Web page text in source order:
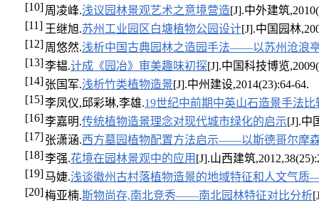
[10]周凌峰.浅议园林景观艺术之意境营造[J].中外建筑
[11] 王继旭.苏州工业园区白塘植物公园设计[J].中国园林
[12]周悠然.浅析中国古典园林之造园手法——以苏州沧浪
[13]李韫.计成《园冶》审美趣味初探[J].中国科技博览
[14]张国军.浅析竹类植物造景[J].中州建设,2014(23):64-64.
[15]李凤仪,邱彩琳,李雄.19世纪中前期中英山石造景手法
[16]李嘉明.传统植物造景理念对现代城市绿化的启示[J].中
[17]张潇涵.西方墓园植物配置方法启示——以斯德哥尔摩
[18]李强.花境在园林景观中的应用 [J].山西建筑
[19]马婕.浅谈徽州古村落植物造景的地域特征和人文气
[20]梅亚楠.斯物尚存,南北竞秀——南北园林特征对比分析